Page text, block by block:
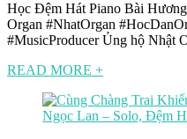
Học Đệm Hát Piano Bài
Organ #NhatOrgan
#MusicProducer Ủng hộ Nhật
READ MORE +